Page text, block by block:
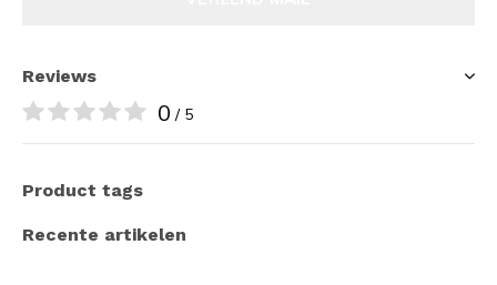
Reviews
0 / 5
Product tags
Recente artikelen